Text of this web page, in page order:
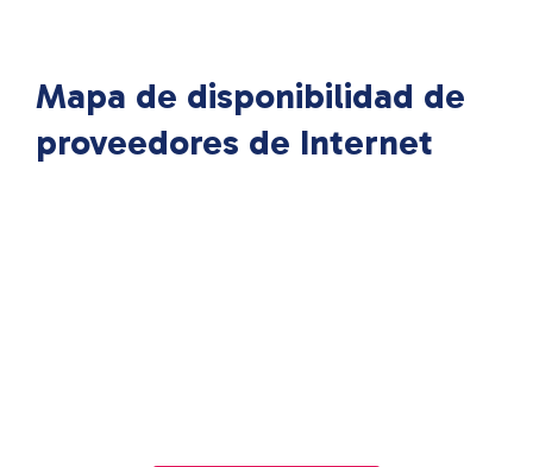
Mapa de disponibilidad de
proveedores de Internet